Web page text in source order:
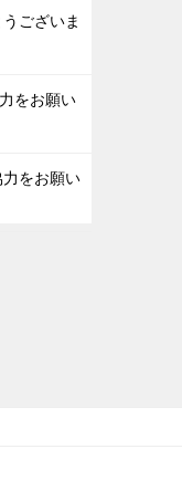
ございま
をお願い
をお願い